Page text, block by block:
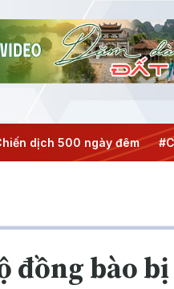
đêm #Chống khai thác
đồng bào